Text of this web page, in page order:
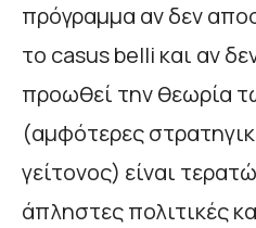
πρόγραμμα αν δεν
το casus belli και αν
προωθεί την θεωρία
(αμφότερες
γείτονος) είναι
άπληστες πολιτικές